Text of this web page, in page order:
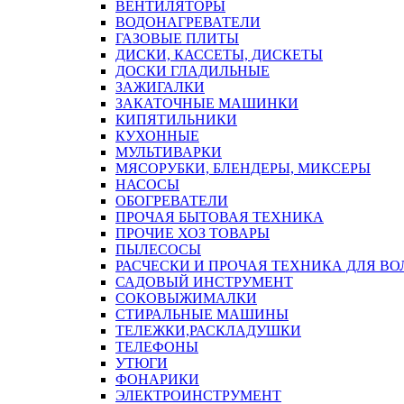
ВЕНТИЛЯТОРЫ
ВОДОНАГРЕВАТЕЛИ
ГАЗОВЫЕ ПЛИТЫ
ДИСКИ, КАССЕТЫ, ДИСКЕТЫ
ДОСКИ ГЛАДИЛЬНЫЕ
ЗАЖИГАЛКИ
ЗАКАТОЧНЫЕ МАШИНКИ
КИПЯТИЛЬНИКИ
КУХОННЫЕ
МУЛЬТИВАРКИ
МЯСОРУБКИ, БЛЕНДЕРЫ, МИКСЕРЫ
НАСОСЫ
ОБОГРЕВАТЕЛИ
ПРОЧАЯ БЫТОВАЯ ТЕХНИКА
ПРОЧИЕ ХОЗ ТОВАРЫ
ПЫЛЕСОСЫ
РАСЧЕСКИ И ПРОЧАЯ ТЕХНИКА ДЛЯ
САДОВЫЙ ИНСТРУМЕНТ
СОКОВЫЖИМАЛКИ
СТИРАЛЬНЫЕ МАШИНЫ
ТЕЛЕЖКИ,РАСКЛАДУШКИ
ТЕЛЕФОНЫ
УТЮГИ
ФОНАРИКИ
ЭЛЕКТРОИНСТРУМЕНТ